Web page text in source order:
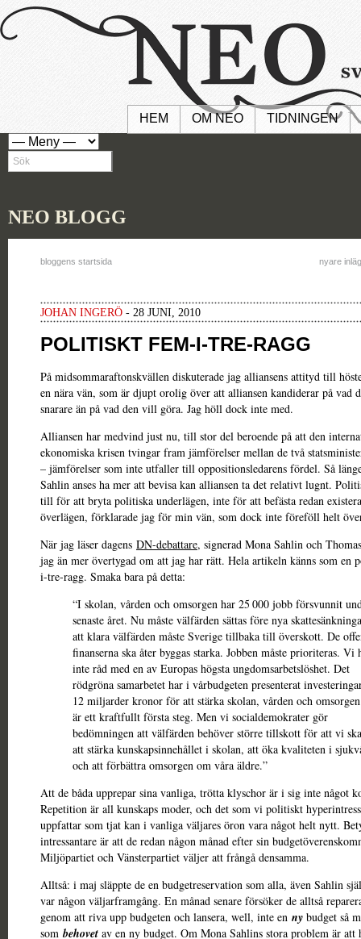
HEM OM NEO TIDNINGEN
NEO BLOGG
bloggens startsida nyare
JOHAN INGERÖ - 28 JUNI, 2010
POLITISKT FEM-I-TRE-RAGG
På midsommaraftonskvällen diskuterade jag alliansens attityd till
en nära vän, som är djupt orolig över att alliansen kandiderar på vad
snarare än på vad den vill göra. Jag höll dock inte med.
Alliansen har medvind just nu, till stor del beroende på att den
ekonomiska krisen tvingar fram jämförelser mellan de två
– jämförelser som inte utfaller till oppositionsledarens fördel. Så
Sahlin anses ha mer att bevisa kan alliansen ta det relativt lugnt.
till för att bryta politiska underlägen, inte för att befästa redan
överlägen, förklarade jag för min vän, som dock inte föreföll helt
När jag läser dagens DN-debattare, signerad Mona Sahlin och
jag än mer övertygad om att jag har rätt. Hela artikeln känns som en
i-tre-ragg. Smaka bara på detta:
“I skolan, vården och omsorgen har 25 000 jobb försvunnit
senaste året. Nu måste välfärden sättas före nya
att klara välfärden måste Sverige tillbaka till överskott. De
finanserna ska åter byggas starka. Jobben måste prioriteras. Vi
inte råd med en av Europas högsta ungdomsarbetslöshet. Det
rödgröna samarbetet har i vårbudgeten presenterat
12 miljarder kronor för att stärka skolan, vården och
är ett kraftfullt första steg. Men vi socialdemokrater gör
bedömningen att välfärden behöver större tillskott för att vi
att stärka kunskapsinnehållet i skolan, att öka kvaliteten i
och att förbättra omsorgen om våra äldre.”
Att de båda upprepar sina vanliga, trötta klyschor är i sig inte något
Repetition är all kunskaps moder, och det som vi politiskt
uppfattar som tjat kan i vanliga väljares öron vara något helt nytt.
intressantare är att de redan någon månad efter sin
Miljöpartiet och Vänsterpartiet väljer att frångå densamma.
Alltså: i maj släppte de en budgetreservation som alla, även Sahlin
var någon väljarframgång. En månad senare försöker de alltså
genom att riva upp budgeten och lansera, well, inte en ny budget så
som behovet av en ny budget. Om Mona Sahlins stora problem är att